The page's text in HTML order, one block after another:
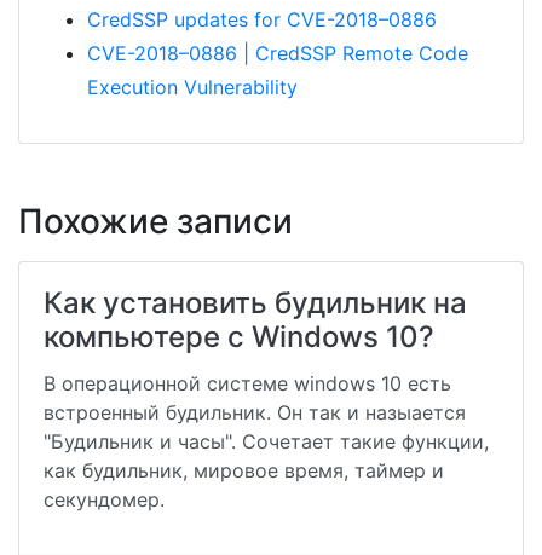
CredSSP updates for CVE-2018–0886
CVE-2018–0886 | CredSSP Remote Code
Execution Vulnerability
Похожие записи
Как установить будильник на
компьютере с Windows 10?
В операционной системе windows 10 есть
встроенный будильник. Он так и назыается
"Будильник и часы". Cочетает такие функции,
как будильник, мировое время, таймер и
секундомер.